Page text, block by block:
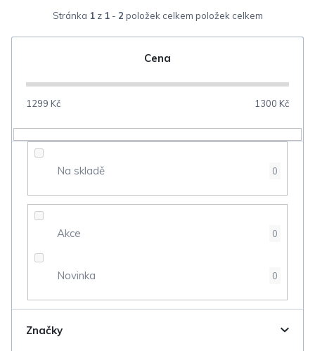
Stránka 1z 1- 2 položek celkem
e
o
Cena
1299 Kč 1300 Kč
Na skladě 0
Akce 0
Novinka 0
Značky